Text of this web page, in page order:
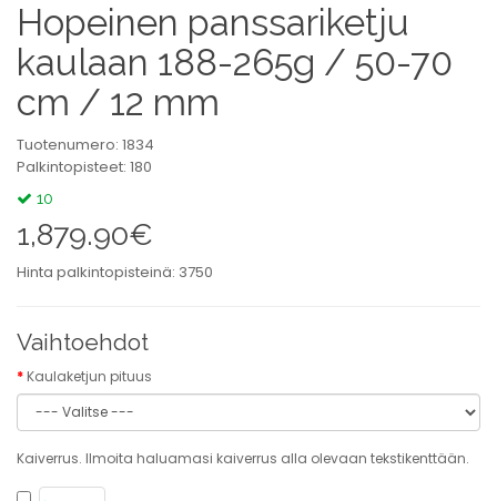
Hopeinen panssariketju
kaulaan 188-265g / 50-70
cm / 12 mm
Tuotenumero: 1834
Palkintopisteet: 180
10
1,879.90€
Hinta palkintopisteinä: 3750
Vaihtoehdot
Kaulaketjun pituus
Kaiverrus. Ilmoita haluamasi kaiverrus alla olevaan tekstikenttään.